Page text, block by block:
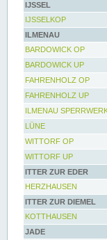
IJSSEL
IJSSELKOP
ILMENAU
BARDOWICK OP
BARDOWICK UP
FAHRENHOLZ OP
FAHRENHOLZ UP
ILMENAU
LÜNE
WITTORF OP
WITTORF UP
ITTER ZUR EDER
HERZHAUSEN
ITTER ZUR DIEMEL
KOTTHAUSEN
JADE